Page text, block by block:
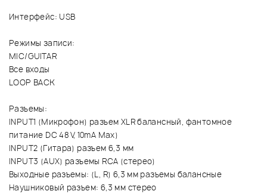
Интерфейс: USB
Режимы записи:
MIC/GUITAR
Все входы
LOOP BACK
Разъемы:
INPUT1 (Микрофон) разъем XLR балансный, фантомное
питание DC 48 V, 10mA Max)
INPUT2 (Гитара) разъем 6,3 мм
INPUT3 (AUX) разъемы RCA (стерео)
Выходные разъемы: (L, R) 6,3 мм разъемы балансные
Наушниковый разъем: 6,3 мм стерео